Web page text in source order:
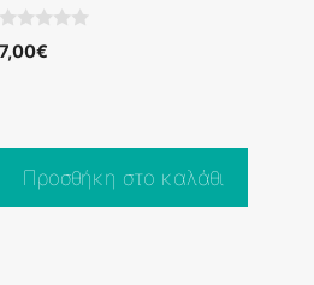
0
o
7,00€
Προσθήκη στο καλάθι